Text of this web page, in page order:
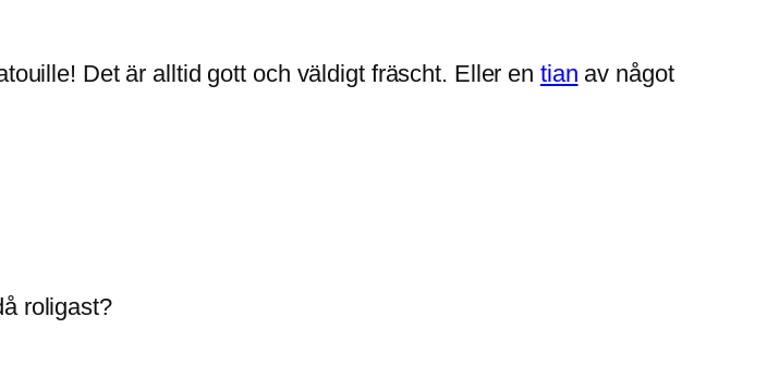
Det är alltid gott och väldigt fräscht. Eller en tian av något
roligast?